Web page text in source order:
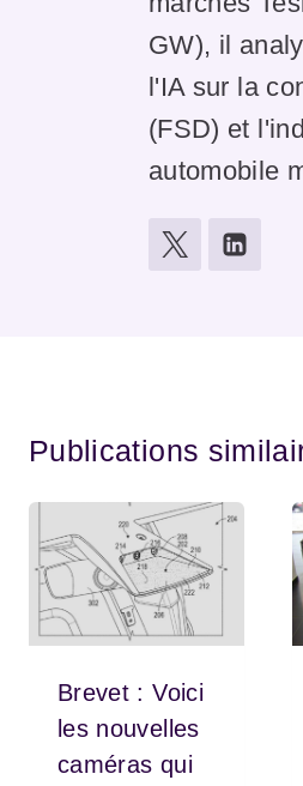
GW), il
l'IA sur la
(FSD) et
automobile
Publications
Brevet : Voici
les nouvelles
caméras qui